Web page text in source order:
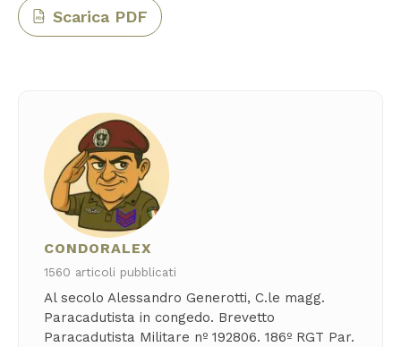
PDF Scarica PDF
CONDORALEX
1560 articoli pubblicati
Al secolo Alessandro Generotti, C.le magg.
Paracadutista in congedo. Brevetto
Paracadutista Militare nº 192806. 186º RGT Par.